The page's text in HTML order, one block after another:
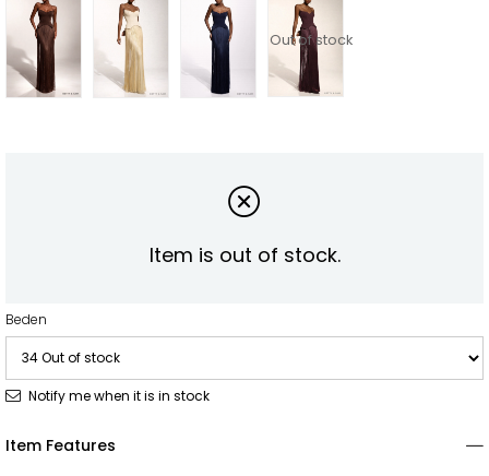
Out of stock
Item is out of stock.
Beden
Notify me when it is in stock
Item Features